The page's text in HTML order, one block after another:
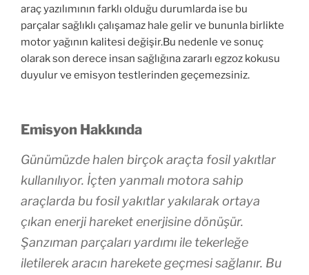
araç yazılımının farklı olduğu durumlarda ise bu
parçalar sağlıklı çalışamaz hale gelir ve bununla birlikte
motor yağının kalitesi değişir.Bu nedenle ve sonuç
olarak son derece insan sağlığına zararlı egzoz kokusu
duyulur ve emisyon testlerinden geçemezsiniz.
Emisyon Hakkında
Günümüzde halen birçok araçta fosil yakıtlar
kullanılıyor. İçten yanmalı motora sahip
araçlarda bu fosil yakıtlar yakılarak ortaya
çıkan enerji hareket enerjisine dönüşür.
Şanzıman parçaları yardımı ile tekerleğe
iletilerek aracın harekete geçmesi sağlanır. Bu